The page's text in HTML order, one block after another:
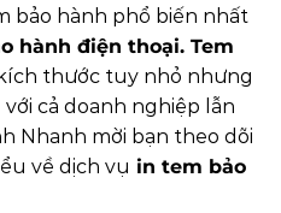
bảo hành phổ biến nhất
hành điện thoại. Tem
thước tuy nhỏ nhưng
cả doanh nghiệp lẫn
Nhanh mời bạn theo dõi
về dịch vụ in tem bảo